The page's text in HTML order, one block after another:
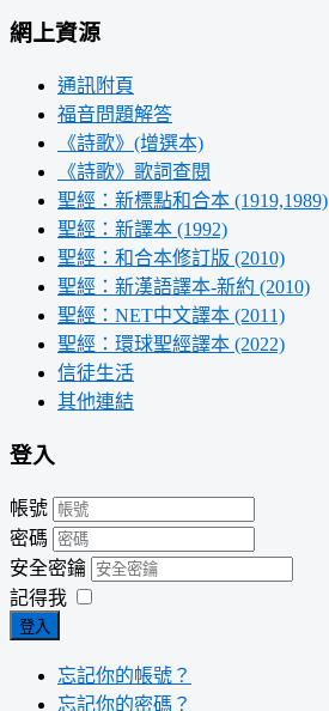
網上資源
通訊附頁
福音問題解答
《詩歌》(增選本)
《詩歌》歌詞查閱
聖經：新標點和合本 (1919,1989)
聖經：新譯本 (1992)
聖經：和合本修訂版 (2010)
聖經：新漢語譯本-新約 (2010)
聖經：NET中文譯本 (2011)
聖經：環球聖經譯本 (2022)
信徒生活
其他連結
登入
帳號
密碼
安全密鑰
記得我
登入
忘記你的帳號？
忘記你的密碼？